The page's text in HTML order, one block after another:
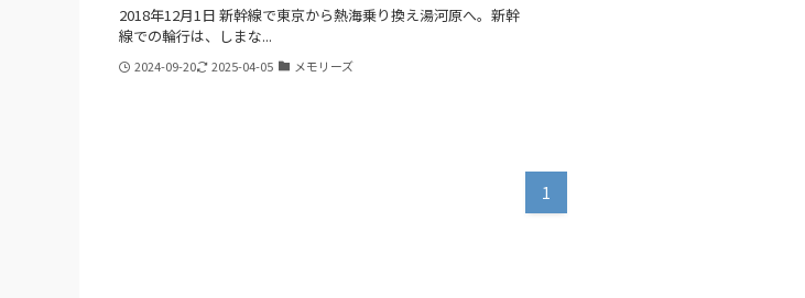
2018年12月1日 新幹線で東京から熱海乗り換え湯河原へ。新幹
線での輪行は、しまな...
2024-09-20 2025-04-05 メモリーズ
1